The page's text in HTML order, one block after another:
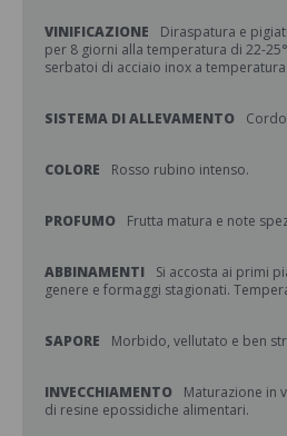
VINIFICAZIONE
Diraspatura e
per 8 giorni alla temperatura di 22-
serbatoi di acciaio inox a
SISTEMA DI ALLEVAMENTO
COLORE Rosso rubino intenso.
PROFUMO Frutta matura e note
ABBINAMENTI
Si accosta ai primi
genere e formaggi stagionati.
SAPORE Morbido, vellutato e ben
INVECCHIAMENTO
Maturazione in
di resine epossidiche alimentari.